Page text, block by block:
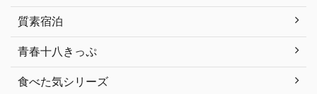
質素宿泊
青春十八きっぷ
食べた気シリーズ